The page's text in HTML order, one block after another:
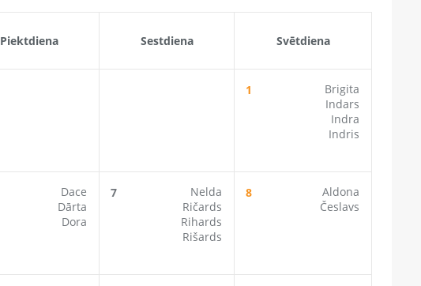
Piektdiena Sestdiena Svētdiena
1
Brigita
Indars
Indra
Indris
Dace
Dārta
Dora
7
Nelda
Ričards
Rihards
Rišards
8
Aldona
Česlavs